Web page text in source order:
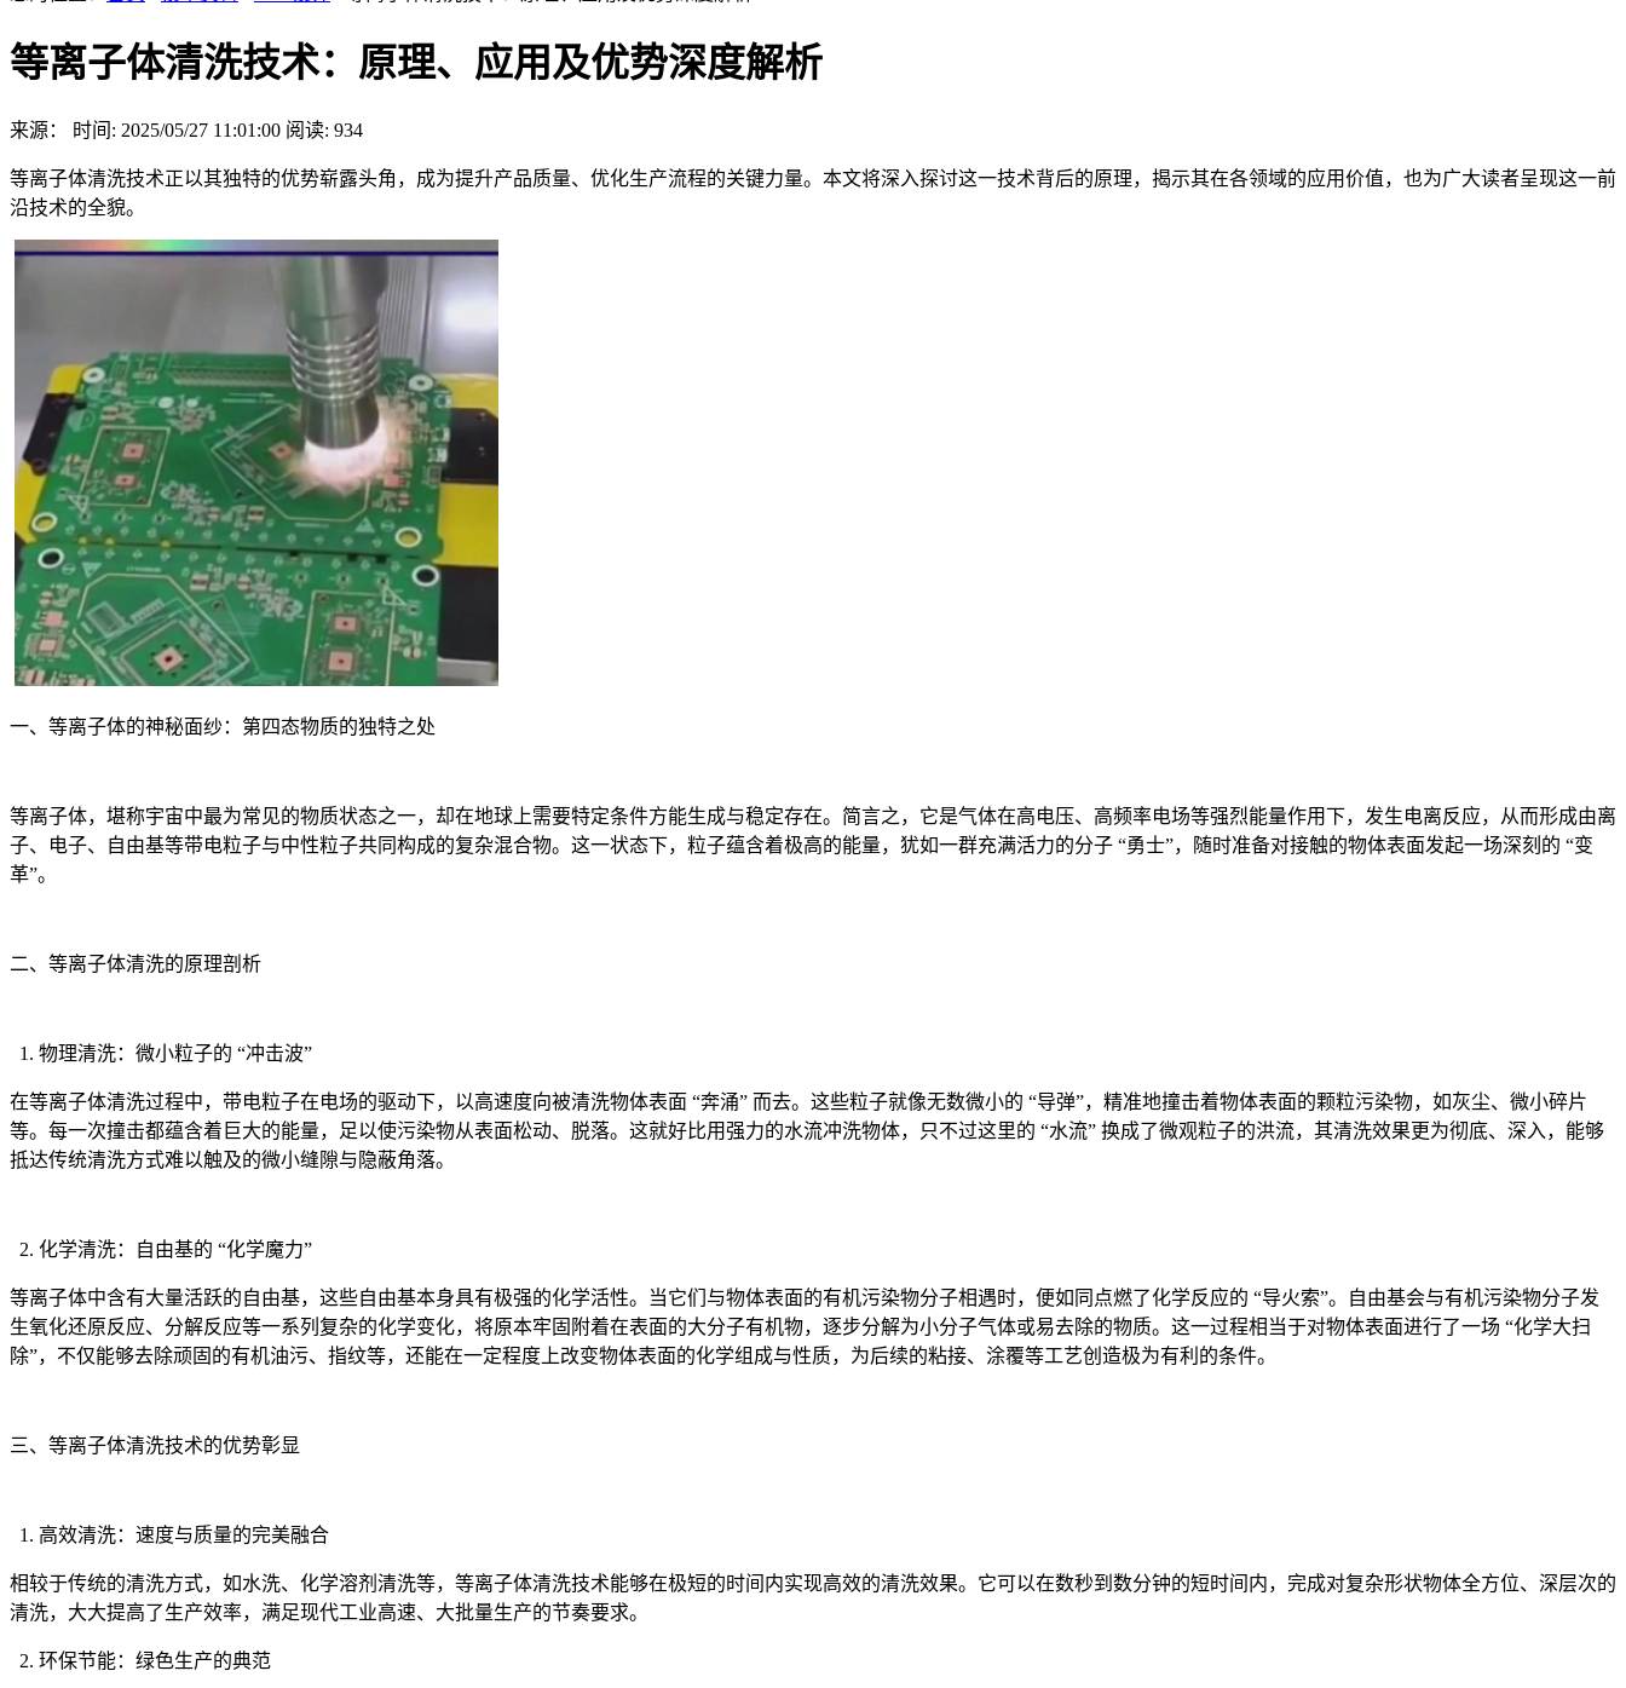
等离子体清洗技术：原理、应用及优势深度解析
来源： 时间: 2025/05/27 11:01:00 阅读: 934
等离子体清洗技术正以其独特的优势崭露头角，成为提升产品质量、优化生产流程的关键力量。本文将深入探讨这一技术背后的原理，揭示其在各领域的应用价值，也为广大读者呈现这一前
沿技术的全貌。
一、等离子体的神秘面纱：第四态物质的独特之处
等离子体，堪称宇宙中最为常见的物质状态之一，却在地球上需要特定条件方能生成与稳定存在。简言之，它是气体在高电压、高频率电场等强烈能量作用下，发生电离反应，从而形成由离
子、电子、自由基等带电粒子与中性粒子共同构成的复杂混合物。这一状态下，粒子蕴含着极高的能量，犹如一群充满活力的分子 “勇士”，随时准备对接触的物体表面发起一场深刻的 “变
革”。
二、等离子体清洗的原理剖析
1. 物理清洗：微小粒子的 “冲击波”
在等离子体清洗过程中，带电粒子在电场的驱动下，以高速度向被清洗物体表面 “奔涌” 而去。这些粒子就像无数微小的 “导弹”，精准地撞击着物体表面的颗粒污染物，如灰尘、微小碎片
等。每一次撞击都蕴含着巨大的能量，足以使污染物从表面松动、脱落。这就好比用强力的水流冲洗物体，只不过这里的 “水流” 换成了微观粒子的洪流，其清洗效果更为彻底、深入，能够
抵达传统清洗方式难以触及的微小缝隙与隐蔽角落。
2. 化学清洗：自由基的 “化学魔力”
等离子体中含有大量活跃的自由基，这些自由基本身具有极强的化学活性。当它们与物体表面的有机污染物分子相遇时，便如同点燃了化学反应的 “导火索”。自由基会与有机污染物分子发
生氧化还原反应、分解反应等一系列复杂的化学变化，将原本牢固附着在表面的大分子有机物，逐步分解为小分子气体或易去除的物质。这一过程相当于对物体表面进行了一场 “化学大扫
除”，不仅能够去除顽固的有机油污、指纹等，还能在一定程度上改变物体表面的化学组成与性质，为后续的粘接、涂覆等工艺创造极为有利的条件。
三、等离子体清洗技术的优势彰显
1. 高效清洗：速度与质量的完美融合
相较于传统的清洗方式，如水洗、化学溶剂清洗等，等离子体清洗技术能够在极短的时间内实现高效的清洗效果。它可以在数秒到数分钟的短时间内，完成对复杂形状物体全方位、深层次的
清洗，大大提高了生产效率，满足现代工业高速、大批量生产的节奏要求。
2. 环保节能：绿色生产的典范